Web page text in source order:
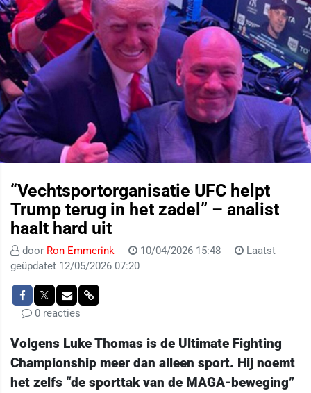
“Vechtsportorganisatie UFC helpt
Trump terug in het zadel” – analist
haalt hard uit
door Ron Emmerink 10/04/2026 15:48
Laatst
geüpdatet 12/05/2026 07:20
0 reacties
Volgens Luke Thomas is de Ultimate Fighting
Championship meer dan alleen sport. Hij noemt
het zelfs “de sporttak van de MAGA-beweging”